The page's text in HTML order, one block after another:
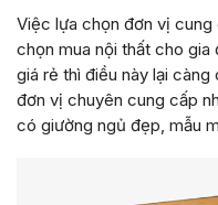
Việc lựa chọn đơn vị cung
chọn mua nội thất cho gia
giá rẻ thì điều này lại
đơn vị chuyên cung cấp
có giường ngủ đẹp, mẫu